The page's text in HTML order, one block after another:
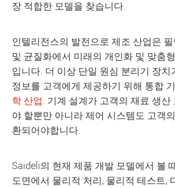
장 적합한 모델을 찾습니다.
인텔리전스의 발전으로 제조 산업은
및 균질화에서 미래의 개인화 및 맞춤
입니다. 더 이상 단일 원심 분리기 장치
정보를 고객에게 제공하기 위해 통합
학 산업. 기계 설계가 고객의 재료 생산
야 할뿐만 아니라 제어 시스템도 고객
환되어야합니다.
Saideli의 현재 제품 개발 모델에서 볼
도면에서 물리적 처리, 물리적 테스트,